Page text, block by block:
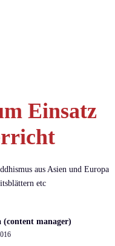
Einsatz
aus Asien und Europa
etc
manager)